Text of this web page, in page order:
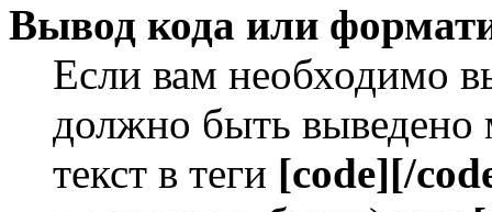
Вывод кода или
Если вам необходимо
должно быть
текст в теги [code][/